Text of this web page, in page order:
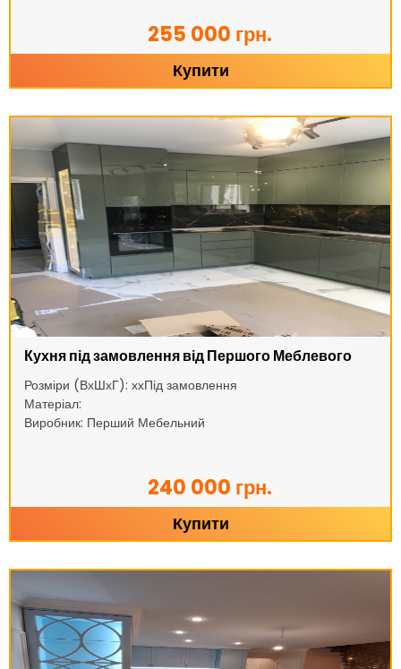
255 000 грн.
Купити
Кухня під замовлення від Першого Меблевого
Розміри (ВхШхГ): ххПід замовлення
Матеріал:
Виробник: Перший Мебельний
240 000 грн.
Купити